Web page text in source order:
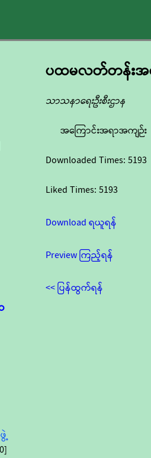
ပထမလတ်တန်းအ
သာသနာရေးဦးစီးဌာန
အကြောင်းအရာအကျဉ်း
Downloaded Times: 5193
Liked Times: 5193
Download ရယူရန်
Preview ကြည့်ရန်
<< ပြန်ထွက်ရန်